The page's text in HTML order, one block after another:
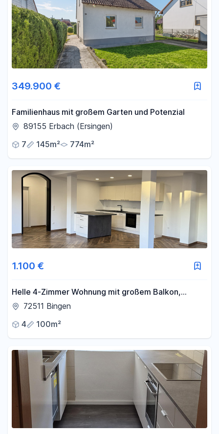
- m²
Filter für Fläche zurücksetzen
349.900 €
Familienhaus mit großem Garten und Potenzial
89155 Erbach (Ersingen)
7
145m² 774m²
1.100 €
Helle 4-Zimmer Wohnung mit großem Balkon,
Garten und Kamin
72511 Bingen
4
100m²